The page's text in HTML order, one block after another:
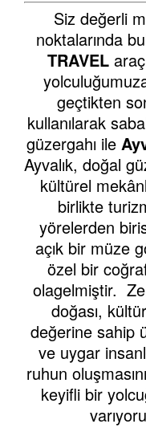
Siz değerli
noktalarında
TRAVEL
geçtikten
kullanılarak
güzergahı ile
Ayvalık, doğal
kültürel
birlikte
yörelerden
açık bir müze
özel bir
olagelmiştir.
doğası,
değerine sahip
ve uygar
ruhun
keyifli bir